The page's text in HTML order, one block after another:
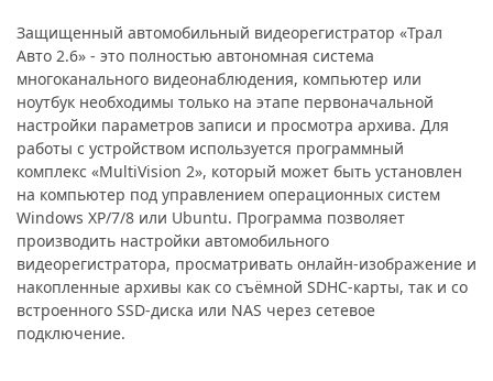
Защищенный автомобильный видеорегистратор «Трал
Авто 2.6» - это полностью автономная система
многоканального видеонаблюдения, компьютер или
ноутбук необходимы только на этапе первоначальной
настройки параметров записи и просмотра архива. Для
работы с устройством используется программный
комплекс «MultiVision 2», который может быть установлен
на компьютер под управлением операционных систем
Windows XP/7/8 или Ubuntu. Программа позволяет
производить настройки автомобильного
видеорегистратора, просматривать онлайн-изображение и
накопленные архивы как со съёмной SDHC-карты, так и со
встроенного SSD-диска или NAS через сетевое
подключение.